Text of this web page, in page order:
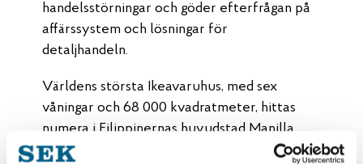
handelsstörningar och göder efterfrågan på
affärssystem och lösningar för
detaljhandeln.
Världens största Ikeavaruhus, med sex
våningar och 68 000 kvadratmeter, hittas
numera i Filippinernas huvudstad Manilla.
Ikeas framgångar belyser